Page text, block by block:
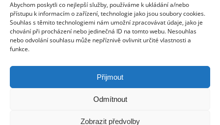
Abychom poskytli co nejlepší služby, používáme k ukládání a/nebo
přístupu k informacím o zařízení, technologie jako jsou soubory cookies.
Souhlas s těmito technologiemi nám umožní zpracovávat údaje, jako je
chování při procházení nebo jedinečná ID na tomto webu. Nesouhlas
nebo odvolání souhlasu může nepříznivě ovlivnit určité vlastnosti a
funkce.
Přijmout
Odmítnout
Zobrazit předvolby
Pravidla používání|Ochrana osobních údajů|Soubory cookies |
Deloitte.cz
© 2026. Více informací najdete vPravidlech používání.
Deloitte označuje jednu či více společností globální sítě členských
a přidružené subjekty (souhrnně „organizace Deloitte“). Společnost DTTL
(rovněž označovaná jako „Deloitte Global“) a každá z jejích členských
společností a jejich přidružených subjektů je samostatným a nezávislým
právním subjektem, který není oprávněn zavazovat nebo přijímat závazky
za jinou z těchto členských společností a jejich přidružených subjektů ve
pochybení, nikoli za jednání či pochybení jiných členských společností či